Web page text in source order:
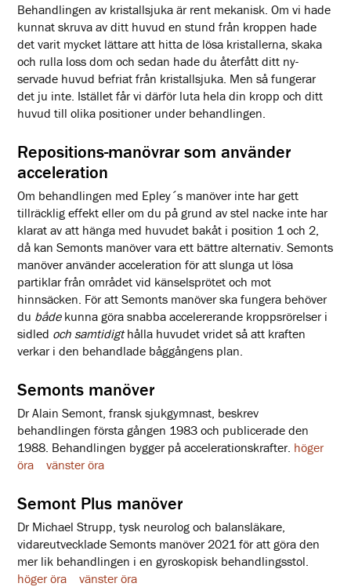
Behandlingen av kristallsjuka är rent mekanisk. Om vi hade
kunnat skruva av ditt huvud en stund från kroppen hade
det varit mycket lättare att hitta de lösa kristallerna, skaka
och rulla loss dom och sedan hade du återfått ditt ny-
servade huvud befriat från kristallsjuka. Men så fungerar
det ju inte. Istället får vi därför luta hela din kropp och ditt
huvud till olika positioner under behandlingen.
Repositions-manövrar som använder
acceleration
Om behandlingen med Epley´s manöver inte har gett
tillräcklig effekt eller om du på grund av stel nacke inte har
klarat av att hänga med huvudet bakåt i position 1 och 2,
då kan Semonts manöver vara ett bättre alternativ. Semonts
manöver använder acceleration för att slunga ut lösa
partiklar från området vid känselsprötet och mot
hinnsäcken. För att Semonts manöver ska fungera behöver
du bådekunna göra snabba accelererande kroppsrörelser i
sidled och samtidigthålla huvudet vridet så att kraften
verkar i den behandlade båggångens plan.
Semonts manöver
Dr Alain Semont, fransk sjukgymnast, beskrev
behandlingen första gången 1983 och publicerade den
1988. Behandlingen bygger på accelerationskrafter. höger
öra
vänster öra
Semont Plus manöver
Dr Michael Strupp, tysk neurolog och balansläkare,
vidareutvecklade Semonts manöver 2021 för att göra den
mer lik behandlingen i en gyroskopisk behandlingsstol.
höger öra
vänster öra